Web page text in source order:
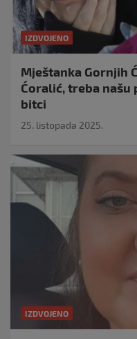
IZDVOJENO
Mještanka Gornjih
Ćoralić, treba
bitci
25. listopada 2025.
IZDVOJENO